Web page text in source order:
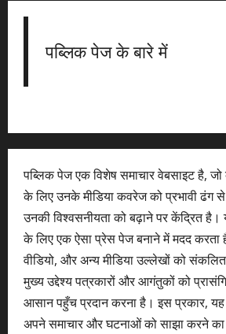
पब्लिक पेज के बारे में
पब्लिक पेज एक विशेष समाचार वेबसाइट है,
के लिए उनके मीडिया कवरेज को प्रभावी ढंग
उनकी विश्वसनीयता को बढ़ाने पर केंद्रित है।
के लिए एक ऐसा प्रेस पेज बनाने में मदद
वीडियो, और अन्य मीडिया उल्लेखों को
मुख्य उद्देश्य पत्रकारों और आगंतुकों को
आसान पहुँच प्रदान करना है। इस प्रकार,
अपने समाचार और घटनाओं को साझा करने